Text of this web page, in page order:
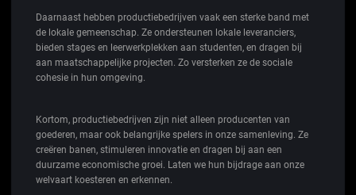
Daarnaast hebben productiebedrijven vaak een sterke band met
de lokale gemeenschap. Ze ondersteunen lokale leveranciers,
bieden stages en leerwerkplekken aan studenten, en dragen bij
aan maatschappelijke projecten. Zo versterken ze de sociale
cohesie in hun omgeving.
Kortom, productiebedrijven zijn niet alleen producenten van
goederen, maar ook belangrijke spelers in onze samenleving. Ze
creëren banen, stimuleren innovatie en dragen bij aan een
duurzame economische groei. Laten we hun bijdrage aan onze
welvaart koesteren en erkennen.